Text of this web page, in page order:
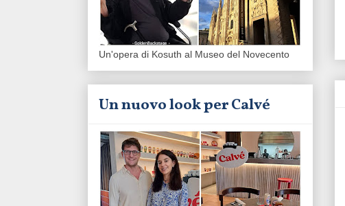
Un'opera di Kosuth al Museo del Novecento
Un nuovo look per Calvé